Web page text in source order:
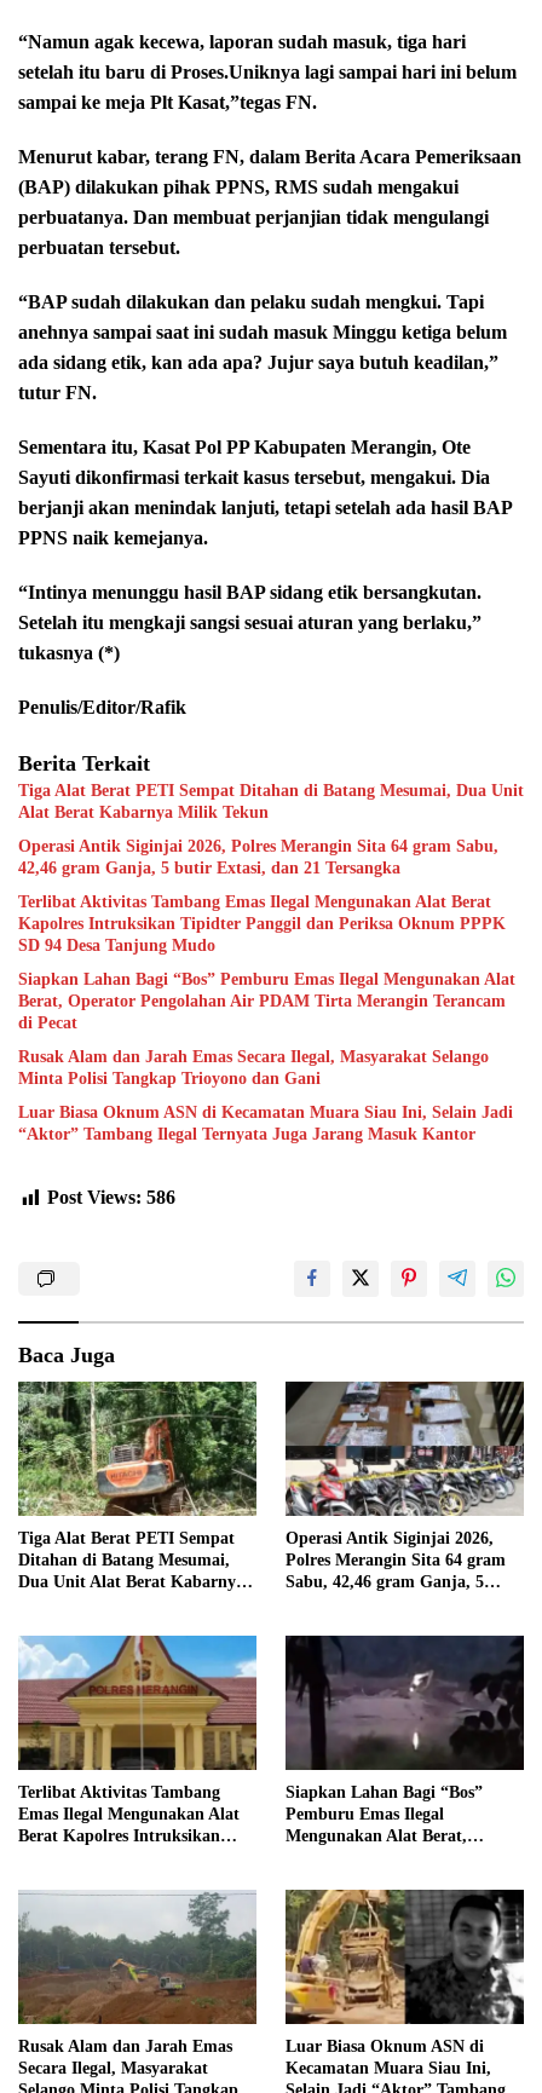
“Namun agak kecewa, laporan sudah masuk, tiga hari
setelah itu baru di Proses.Uniknya lagi sampai hari ini belum
sampai ke meja Plt Kasat,”tegas FN.
Menurut kabar, terang FN, dalam Berita Acara Pemeriksaan
(BAP) dilakukan pihak PPNS, RMS sudah mengakui
perbuatanya. Dan membuat perjanjian tidak mengulangi
perbuatan tersebut.
“BAP sudah dilakukan dan pelaku sudah mengkui. Tapi
anehnya sampai saat ini sudah masuk Minggu ketiga belum
ada sidang etik, kan ada apa? Jujur saya butuh keadilan,”
tutur FN.
Sementara itu, Kasat Pol PP Kabupaten Merangin, Ote
Sayuti dikonfirmasi terkait kasus tersebut, mengakui. Dia
berjanji akan menindak lanjuti, tetapi setelah ada hasil BAP
PPNS naik kemejanya.
“Intinya menunggu hasil BAP sidang etik bersangkutan.
Setelah itu mengkaji sangsi sesuai aturan yang berlaku,”
tukasnya (*)
Penulis/Editor/Rafik
Berita Terkait
Tiga Alat Berat PETI Sempat Ditahan di Batang Mesumai, Dua Unit
Alat Berat Kabarnya Milik Tekun
Operasi Antik Siginjai 2026, Polres Merangin Sita 64 gram Sabu,
42,46 gram Ganja, 5 butir Extasi, dan 21 Tersangka
Terlibat Aktivitas Tambang Emas Ilegal Mengunakan Alat Berat
Kapolres Intruksikan Tipidter Panggil dan Periksa Oknum PPPK
SD 94 Desa Tanjung Mudo
Siapkan Lahan Bagi “Bos” Pemburu Emas Ilegal Mengunakan Alat
Berat, Operator Pengolahan Air PDAM Tirta Merangin Terancam
di Pecat
Rusak Alam dan Jarah Emas Secara Ilegal, Masyarakat Selango
Minta Polisi Tangkap Trioyono dan Gani
Luar Biasa Oknum ASN di Kecamatan Muara Siau Ini, Selain Jadi
“Aktor” Tambang Ilegal Ternyata Juga Jarang Masuk Kantor
Post Views: 586
Baca Juga
Tiga Alat Berat PETI Sempat
Ditahan di Batang Mesumai,
Dua Unit Alat Berat Kabarnya
Operasi Antik Siginjai 2026,
Polres Merangin Sita 64 gram
Sabu, 42,46 gram Ganja, 5
Terlibat Aktivitas Tambang
Emas Ilegal Mengunakan Alat
Berat Kapolres Intruksikan
Tanjung Mudo
Siapkan Lahan Bagi “Bos”
Pemburu Emas Ilegal
Mengunakan Alat Berat,
Terancam di Pecat
Rusak Alam dan Jarah Emas
Secara Ilegal, Masyarakat
Luar Biasa Oknum ASN di
Kecamatan Muara Siau Ini,